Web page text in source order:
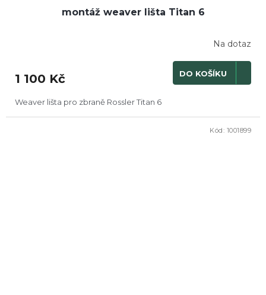
montáž weaver lišta Titan 6
Na dotaz
1 100 Kč DO KOŠÍKU
Weaver lišta pro zbraně Rossler Titan 6
Kód: 1001899